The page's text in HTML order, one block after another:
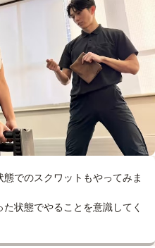
態でのスクワットもやってみま
状態でやることを意識してく